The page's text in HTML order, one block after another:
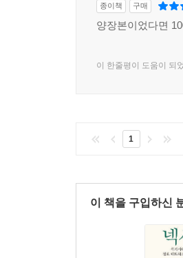
종이책 구매
양장본이었다면
이 한줄평이 도움이 되
1
이 책을 구입하신